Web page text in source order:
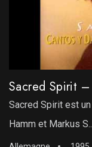
Sacred Spirit –
Sacred Spirit est
Hamm et Markus